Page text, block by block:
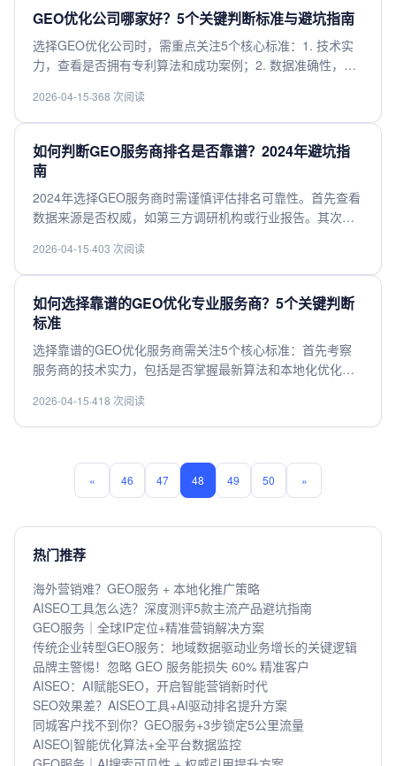
持续的技术支持。综合考量这些因素，才能找到真正可靠的
合作伙伴。
GEO优化公司哪家好？5个关键判断标准与避坑指南
选择GEO优化公司时，需重点关注5个核心标准：1. 技术实
力，查看是否拥有专利算法和成功案例；2. 数据准确性，确
专业团队更可靠；4. 服务透明度，要求明确的服务流程和效
果评估体系；5. 合规性，确认符合GDPR等数据保护法规。
避坑指南：警惕过度承诺效果、隐藏收费条款、使用黑帽技
术的公司，建议优先选择提供免费初步诊断和定制化方案的
服务商。合作前务必实地考察并签订详细服务协议。
2026-04-15·368 次阅读
如何判断GEO服务商排名是否靠谱？2024年避坑指
南
2024年选择GEO服务商时需谨慎评估排名可靠性。首先查看
数据来源是否权威，如第三方调研机构或行业报告。其次关
性及合规性。警惕过度宣传或付费广告排名，建议通过同行
口碑、实际案例测试验证服务质量。优先选择拥有正规资
质、长期运营经验的服务商，并注意其是否具备本地化支持
能力。最后，对比多家服务商报价与合同条款，避免隐藏成
本陷阱。
2026-04-15·403 次阅读
如何选择靠谱的GEO优化专业服务商？5个关键判断
标准
选择靠谱的GEO优化服务商需关注5个核心标准：首先考察
服务商的技术实力，包括是否掌握最新算法和本地化优化能
队；第三评估数据透明度，确保能提供详细的数据报告和分
析；第四关注服务响应速度，能否及时解决突发问题；最后
综合考量这些因素才能找到真正专业的合作伙伴。
2026-04-15·418 次阅读
« 46 47 48 49 50 »
热门推荐
海外营销难？GEO服务 + 本地化推广策略
AISEO工具怎么选？深度测评5款主流产品避坑指南
GEO服务｜全球IP定位+精准营销解决方案
传统企业转型GEO服务：地域数据驱动业务增长的关键逻辑
品牌主警惕！忽略 GEO 服务能损失 60% 精准客户
AISEO：AI赋能SEO，开启智能营销新时代
SEO效果差？AISEO工具+AI驱动排名提升方案
同城客户找不到你？GEO服务+3步锁定5公里流量
AISEO|智能优化算法+全平台数据监控